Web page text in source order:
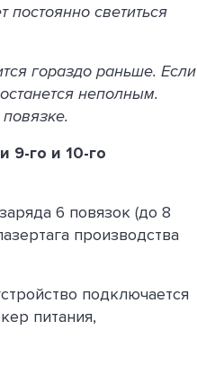
постоянно светиться
гораздо раньше. Если
неполным.
9-го и 10-го
6 повязок (до 8
производства
подключается
питания,